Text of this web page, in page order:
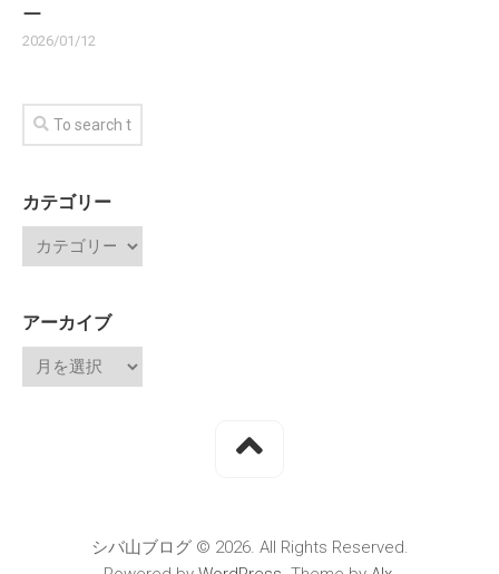
ー
2026/01/12
カテゴリー
アーカイブ
シバ山ブログ © 2026. All Rights Reserved.